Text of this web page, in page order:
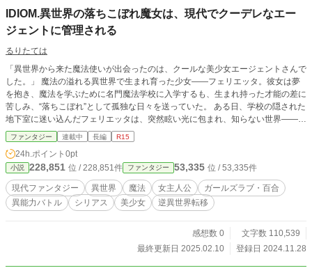
IDIOM.異世界の落ちこぼれ魔女は、現代でクーデレなエー
ジェントに管理される
るりたては
「異世界から来た魔法使いが出会ったのは、クールな美少女エージェントさんで
した。」 魔法の溢れる異世界で生まれ育った少女――フェリエッタ。彼女は夢
を抱き、魔法を学ぶために名門魔法学校に入学するも、生まれ持った才能の差に
苦しみ、“落ちこぼれ”として孤独な日々を送っていた。 ある日、学校の隠された
地下室に迷い込んだフェリエッタは、突然眩い光に包まれ、知らない世界――現
代日本へと飛ばされてしまう。 混乱するフェリエッタの前に現れたのは、冷静
沈着な少女――黒薙唯月。 異世界から迷い込んでくる移入物を”管理”する秘密組
織のエージェントである黒薙は、フェリエッタにとある提案をする。 ――それ
は、世界線が交錯するこの地で、自分の“バディ”にならないかというものだっ
た。 交わるはずのなかった二つの世界。冷徹なエージェントとあわてんぼの魔
女。彼女たちの出会いは、少女たちの運命は少しずつ変えていく。 ********** 初
投稿作品です。良ければ感想や評価などもお待ちしております！ この作品はな
ファンタジー 連載中 長編 R15
24h.ポイント 0pt
小説 228,851 位 / 228,851件 ファンタジー 53,335 位 / 53,335件
現代ファンタジー 異世界 魔法 女主人公
ガールズラブ・百合
異能力バトル
シリアス 美少女 逆異世界転移
感想数 0
文字数 110,539
最終更新日 2025.02.10
登録日 2024.11.28